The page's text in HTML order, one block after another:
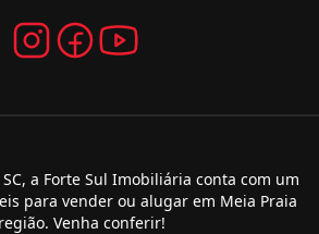
a Forte Sul Imobiliária conta com um
para vender ou alugar em Meia Praia
Venha conferir!